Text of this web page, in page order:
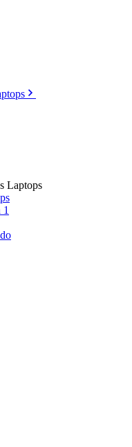
Laptops